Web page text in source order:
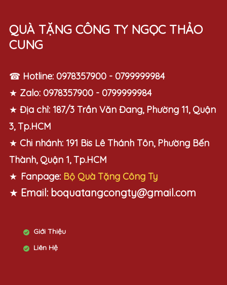
QUÀ TẶNG CÔNG TY NGỌC THẢO
CUNG
☎ Hotline: 0978357900 - 0799999984
★ Zalo: 0978357900 - 0799999984
★ Địa chỉ: 187/3 Trần Văn Đang, Phường 11, Quận
3, Tp.HCM
★ Chi nhánh: 191 Bis Lê Thánh Tôn, Phường Bến
Thành, Quận 1, Tp.HCM
★ Fanpage: Bộ Quà Tặng Công Ty
★ Email: boquatangcongty@gmail.com
Giới Thiệu
Liên Hệ